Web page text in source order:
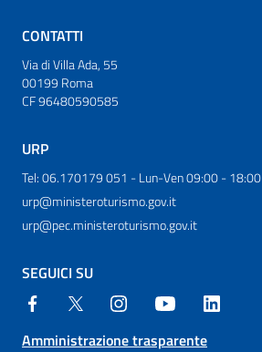
CONTATTI
Via di Villa Ada, 55
00199 Roma
CF 96480590585
URP
Tel: 06.170179 051 - Lun-Ven 09:00 - 18:00
urp@ministeroturismo.gov.it
urp@pec.ministeroturismo.gov.it
SEGUICI SU
Amministrazione trasparente